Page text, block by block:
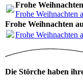
Frohe
Frohe Weihnachten
Frohe Weihnachten
Frohe Weihnachten
Die Störche haben